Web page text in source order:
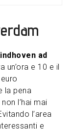
ad
un’ora e 10 e il
la pena
l’hai mai
l’area
e